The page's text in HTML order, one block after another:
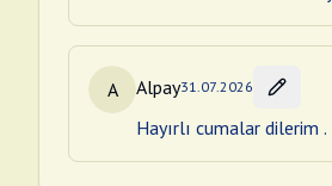
A Alpay31.07.2026
Hayırlı cumalar dilerim .